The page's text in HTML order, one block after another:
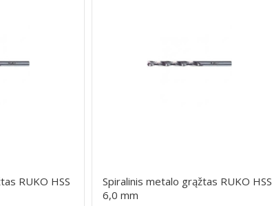
RUKO HSS
Spiralinis metalo grąžtas RUKO HSS
6,0 mm